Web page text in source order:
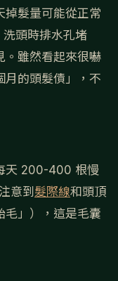
掉髮量可能從正常
頭時排水孔堵
。雖然看起來很嚇
月的頭髮債」，不
天 200-400 根慢
意到 髮際線和頭頂
毛」），這是毛囊